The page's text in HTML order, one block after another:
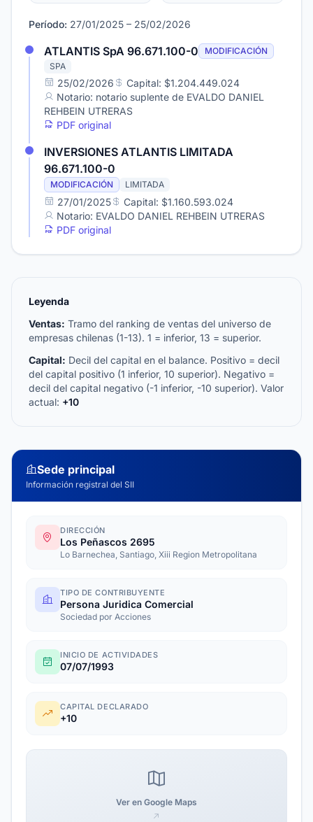
Período: 27/01/2025 – 25/02/2026
ATLANTIS SpA 96.671.100-0
MODIFICACIÓN
SPA
25/02/2026
Capital: $1.204.449.024
Notario: notario suplente de EVALDO DANIEL
REHBEIN UTRERAS
PDF original
INVERSIONES ATLANTIS LIMITADA
96.671.100-0
MODIFICACIÓN LIMITADA
27/01/2025
Capital: $1.160.593.024
Notario: EVALDO DANIEL REHBEIN UTRERAS
PDF original
Leyenda
Ventas: Tramo del ranking de ventas del universo de
empresas chilenas (1-13). 1 = inferior, 13 = superior.
Capital: Decil del capital en el balance. Positivo = decil
del capital positivo (1 inferior, 10 superior). Negativo =
decil del capital negativo (-1 inferior, -10 superior). Valor
actual: +10
Sede principal
Información registral del SII
DIRECCIÓN
Los Peñascos 2695
Lo Barnechea, Santiago, Xiii Region Metropolitana
TIPO DE CONTRIBUYENTE
Persona Juridica Comercial
Sociedad por Acciones
INICIO DE ACTIVIDADES
07/07/1993
CAPITAL DECLARADO
+10
Ver en Google Maps